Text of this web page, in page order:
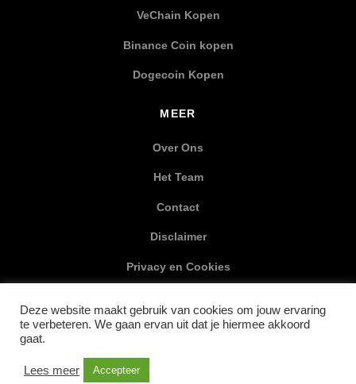
VeChain Kopen
Binance Coin kopen
Dogecoin Kopen
MEER
Over Ons
Het Team
Contact
Disclaimer
Privacy en Cookies
SOCIAL MEDIA
Deze website maakt gebruik van cookies om jouw ervaring
te verbeteren. We gaan ervan uit dat je hiermee akkoord
gaat.
Lees meer Accepteer